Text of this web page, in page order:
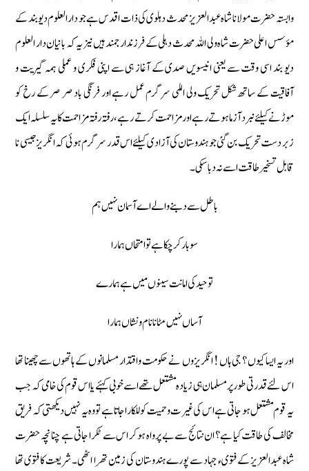
وابستہ حضرت مولانا شاہ عبدالعزیز محدث دہلوی کی ذات اقدس ہے جو دارالعلوم دیوبند کے
مؤسس اعلی حضرت شاہ ولی اللہ محدث دہلی کے فرزندار جمند ہیں نیز یہ کہ بانیان دار العلوم
دیو بند اسی وقت سے یعنی انیسویں صدی کے آغاز ہی سے اپنی فکری و عملی ہمہ گیریت و
آفاقیت کے ساتھ شکل تحریک ولی اللہی سرگرم عمل رہے اور فرنگی باد صر صر کے رخ کو
موڑنے کیلئے نبرد آزما ہوتے رہے اور مزاحمت کرتے رہے، رفتہ رفتہ مزاحمت کا یہ سلسلہ ایک
زبر دست تحریک بن گئی جو ہندوستان کی آزادی کیلئے اس قدر سرگرم ہوئی کہ انگریز جیسی نا
قابل تسخیر طاقت اسے نہ دبا سکی۔
باطل سے دبنے والے اے آسمان نہيں ہم
سو بار كر چكا ہے تو امتحاں ہمارا
توحيد كى امانت سينوں ميں ہے ہمارے
آساں نہيں مٹانا نام ونشاں ہمارا
اور یہ ایسا کیوں ؟ جی ہاں ! انگریزوں نے حکومت واقتدار مسلمانوں کے ہاتھوں سے چھینا تھا
اس لئے قدرتی طور پر مسلمان ہی زیادہ مشتعل تھے اسے خوبی کہئے یا اس قوم کی خامی کہ جب
یہ قوم مشتعل ہو جاتی ہے اس کی غیرت وحمیت کو للکارا جاتا ہے تو وہ یہ نہیں دیکھتی کہ فریق
مخالف کی طاقت کیا ہے؟ ان نتائج سے بے پرواہ ہو کر اس سے ٹکرا جاتی ہے چنانچہ حضرت
شاہ عبدالعزیز کے فتوىء جہاد سے پورے ہندوستان کی زمین تھرا اٹھی۔ شریعت کا فتوی تھا